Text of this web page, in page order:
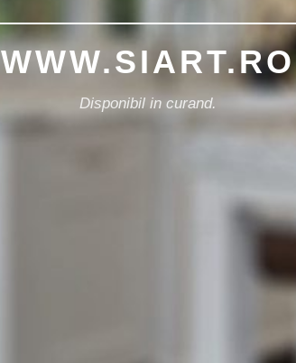
WWW.SIART.RO
Disponibil in curand.